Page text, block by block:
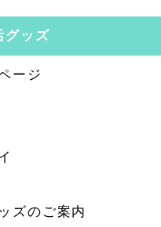
グッズ
ージ
ズのご案内